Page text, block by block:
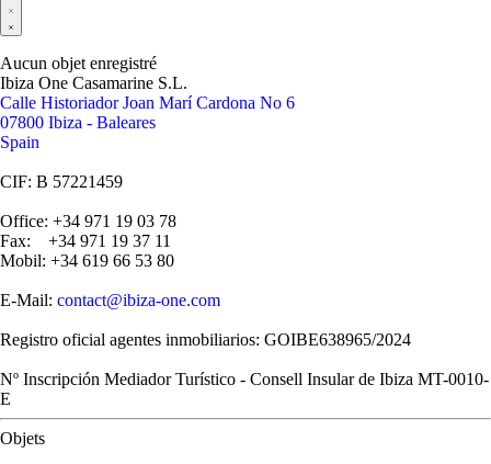
Aucun objet enregistré
Ibiza One Casamarine S.L.
Calle Historiador Joan Marí Cardona No 6
07800 Ibiza - Baleares
Spain
CIF: B 57221459
Office: +34 971 19 03 78
Fax: +34 971 19 37 11
Mobil: +34 619 66 53 80
E-Mail: contact@ibiza-one.com
Registro oficial agentes inmobiliarios: GOIBE638965/2024
Nº Inscripción Mediador Turístico - Consell Insular de Ibiza MT-0010-
E
Objets